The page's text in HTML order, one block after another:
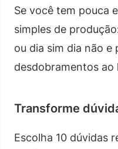
Se você tem pouca
simples de
ou dia sim dia não e
desdobramentos ao
Transforme
Escolha 10 dúvidas